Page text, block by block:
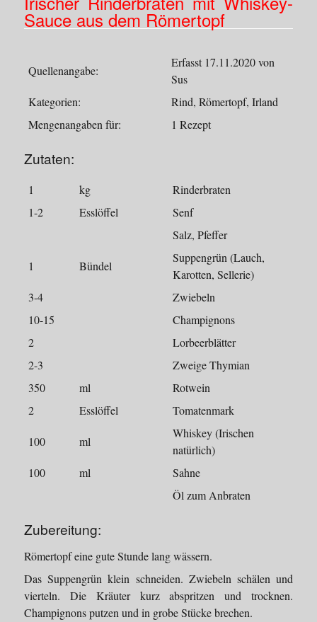
Sauce aus dem Römertopf
Quellenangabe:
Erfasst 17.11.2020 von
Sus
Kategorien:
Rind, Römertopf, Irland
Mengenangaben für:
1 Rezept
Zutaten:
1 kg
Rinderbraten
1-2
Esslöffel
Senf
Salz, Pfeffer
1 Bündel
Suppengrün (Lauch,
Karotten, Sellerie)
3-4
Zwiebeln
10-15
Champignons
2
Lorbeerblätter
2-3
Zweige Thymian
350
ml
Rotwein
2
Esslöffel Tomatenmark
100 ml
Whiskey (Irischen
natürlich)
100
ml
Sahne
Öl zum Anbraten
Zubereitung:
Römertopf eine gute Stunde lang wässern.
Das Suppengrün klein schneiden. Zwiebeln schälen und
vierteln. Die Kräuter kurz abspritzen und trocknen.
Champignons putzen und in grobe Stücke brechen.